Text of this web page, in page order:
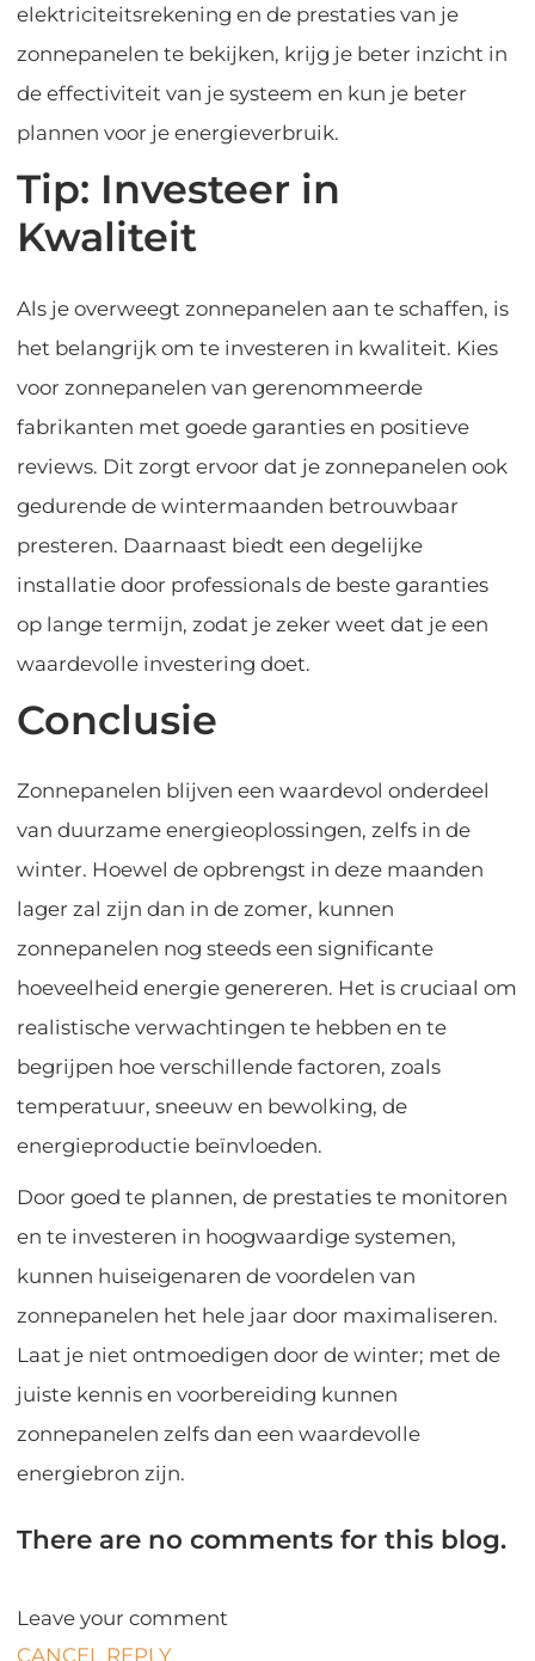
elektriciteitsrekening en de prestaties van je
zonnepanelen te bekijken, krijg je beter inzicht in
de effectiviteit van je systeem en kun je beter
plannen voor je energieverbruik.
Tip: Investeer in
Kwaliteit
Als je overweegt zonnepanelen aan te schaffen, is
het belangrijk om te investeren in kwaliteit. Kies
voor zonnepanelen van gerenommeerde
fabrikanten met goede garanties en positieve
reviews. Dit zorgt ervoor dat je zonnepanelen ook
gedurende de wintermaanden betrouwbaar
presteren. Daarnaast biedt een degelijke
installatie door professionals de beste garanties
op lange termijn, zodat je zeker weet dat je een
waardevolle investering doet.
Conclusie
Zonnepanelen blijven een waardevol onderdeel
van duurzame energieoplossingen, zelfs in de
winter. Hoewel de opbrengst in deze maanden
lager zal zijn dan in de zomer, kunnen
zonnepanelen nog steeds een significante
hoeveelheid energie genereren. Het is cruciaal om
realistische verwachtingen te hebben en te
begrijpen hoe verschillende factoren, zoals
temperatuur, sneeuw en bewolking, de
energieproductie beïnvloeden.
Door goed te plannen, de prestaties te monitoren
en te investeren in hoogwaardige systemen,
kunnen huiseigenaren de voordelen van
zonnepanelen het hele jaar door maximaliseren.
Laat je niet ontmoedigen door de winter; met de
juiste kennis en voorbereiding kunnen
zonnepanelen zelfs dan een waardevolle
energiebron zijn.
There are no comments for this blog.
Leave your comment
CANCEL REPLY